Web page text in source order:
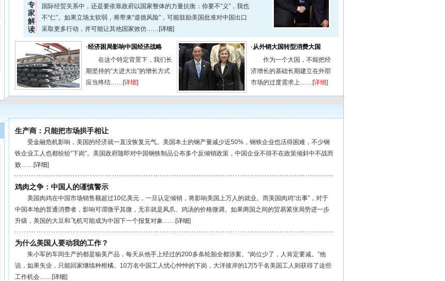
专
家
解
读
国际经贸关系中，还是要依靠政府以国家整体的力量抗衡：你要不“义”，我也
不“仁”。如果立场太软弱，将带来“道德风险”，可能鼓励美国批准对中国出口
采取更多行动，并可能让其他国家效仿……[详细]
·经济困局影响中国经济战略
在这个特定背景下，我们长
期坚持的“大进大出”的增长方式
应当终结……[详细]
·从外销大国转型消费大国
作为一个大国，不能把经
济增长的基础长期建立在外部
市场的过度需求上……[详细]
生产商：只能把市场拱手相让
受金融危机影响，美国的经济就一直没恢复元气。美国本土的钢产量减少近50%，钢铁企业也活得困难，不少钢
铁企业工人也都纷纷“下岗”。美国政府随即对中国钢铁制品公布多个反倾销政策，中国企业不得不在政策倾斜中不战而
败……[详细]
鸡肉之争：中国人的谨慎警示
美国肉鸡在中国市场销售额超过10亿美元，一旦认定倾销，将影响美国上万人的就业。而美国肉鸡“出事”，对于
中国本地的普通消费者，影响可谓微乎其微，无非就是凤爪、鸡汤的价格微调。如果两国之间的贸易紧张局势进一步
升级，美国的大豆和飞机可能成为中国下一个报复对象……[详细]
为什么美国人要动我的工作？
朱小军的车间生产的都是输美产品，每天从他手上经过的200多条轮胎全都涉案。“岗位少了，人肯定要减。”他
说，如果失业，只能回家继续种柑橘。10万名中国工人忧心忡忡的下岗，大洋彼岸的1万5千名美国工人则获得了这些
工作机会……[详细]